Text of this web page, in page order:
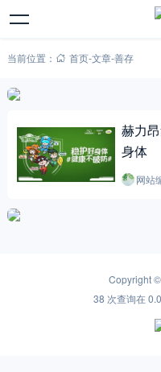
当前位置： 首页-文章-善存
赫力
身体
网站
Copyright
38 次查询在